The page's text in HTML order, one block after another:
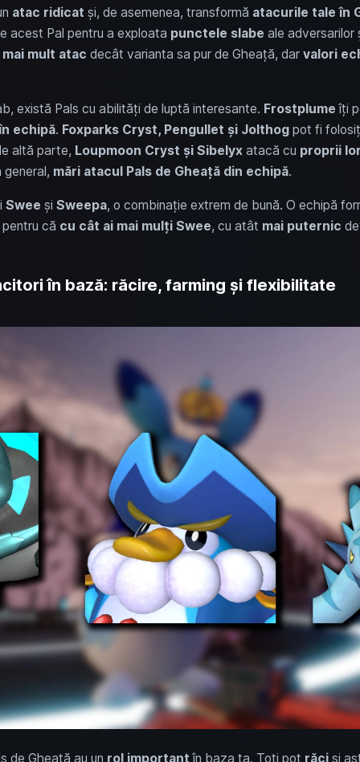
atac ridicat și, de asemenea, transformă atacurile tale în
acest Pal pentru a exploata punctele slabe ale
mai mult atac decât varianta sa pur de Gheață, dar valori
există Pals cu abilități de luptă interesante. Frostplume îți
echipă. Foxparks Cryst, Pengullet și Jolthogpot fi
altă parte, Loupmoon Cryst și Sibelyxatacă cu proprii
mări atacul Pals de Gheață din echipă.
Swee și Sweepa, o combinație extrem de bună. O echipă
că cu cât ai mai mulți Swee, cu atât mai puternic
în bază: răcire, farming și flexibilitate
de Gheață au un rol important în baza ta. Toți pot răciși